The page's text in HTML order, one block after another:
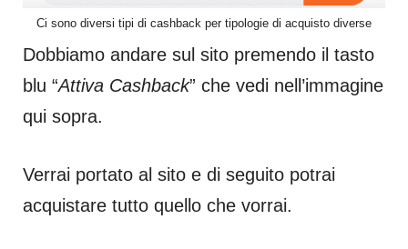
Ci sono diversi tipi di cashback per tipologie di acquisto diverse
Dobbiamo andare sul sito premendo il tasto
blu “Attiva Cashback” che vedi nell’immagine
qui sopra.
Verrai portato al sito e di seguito potrai
acquistare tutto quello che vorrai.